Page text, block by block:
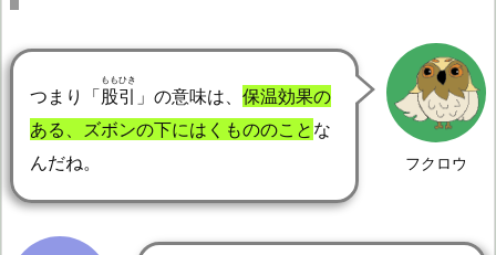
フクロウ
つまり「股引
ももひき
」の意味は、 保温効果の
ある、ズボンの下にはくもののこと な
んだね。